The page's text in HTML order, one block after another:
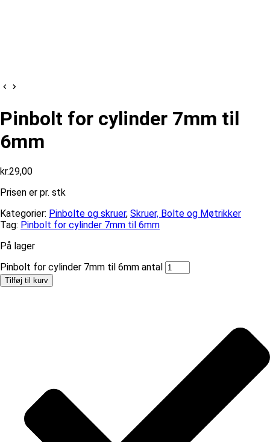
Pinbolt for cylinder 7mm til
6mm
kr.29,00
Prisen er pr. stk
Kategorier: Pinbolte og skruer, Skruer, Bolte og Møtrikker
Tag: Pinbolt for cylinder 7mm til 6mm
På lager
Pinbolt for cylinder 7mm til 6mm antal
Tilføj til kurv